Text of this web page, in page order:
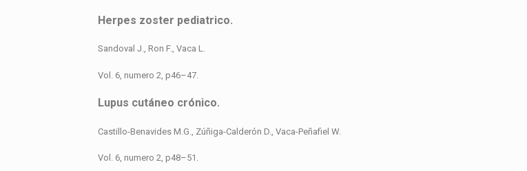
Herpes zoster pediatrico.
Sandoval J., Ron F., Vaca L.
Vol. 6, numero 2, p46–47.
Lupus cutáneo crónico.
Castillo-Benavides M.G., Zúñiga-Calderón D., Vaca-Peñafiel W.
Vol. 6, numero 2, p48–51.